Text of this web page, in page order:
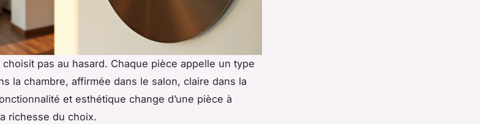
pas au hasard. Chaque pièce appelle un type
la chambre, affirmée dans le salon, claire dans la
et esthétique change d’une pièce à
richesse du choix.